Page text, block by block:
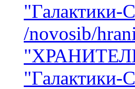
"Галактики-
/novosib/
"Галактики-